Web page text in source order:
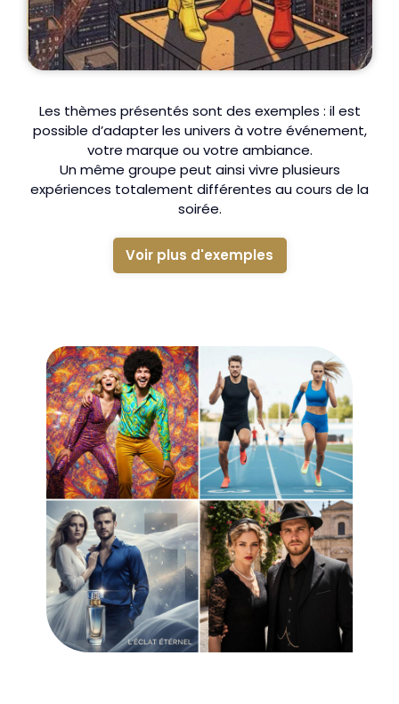
Les thèmes présentés sont des exemples : il est
possible d’adapter les univers à votre événement,
votre marque ou votre ambiance.
Un même groupe peut ainsi vivre plusieurs
expériences totalement différentes au cours de la
soirée.
Voir plus d'exemples